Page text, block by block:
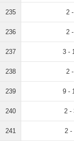
235 2
236 2
237 3 -
238 2
239 9 -
240 2 -
241 2 -